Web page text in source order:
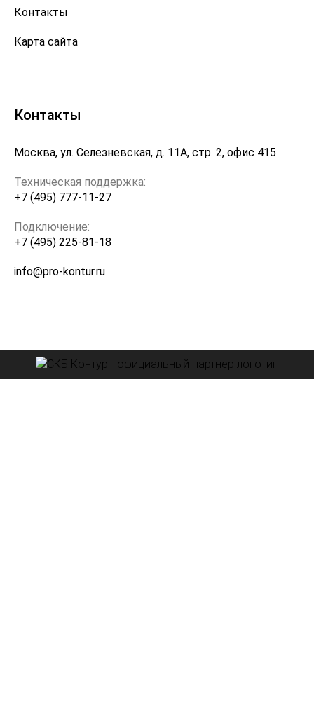
Контакты
Карта сайта
Контакты
Москва, ул. Селезневская, д. 11А, стр. 2, офис 415
Техническая поддержка:
+7 (495) 777-11-27
Подключение:
+7 (495) 225-81-18
info@pro-kontur.ru